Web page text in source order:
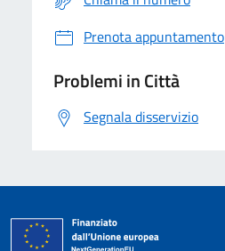
Prenota appuntamento
Problemi in Città
Segnala disservizio